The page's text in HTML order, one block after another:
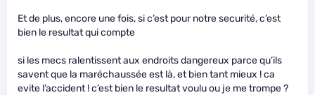
Et de plus, encore une fois, si c’est pour notre securité, c’est
bien le resultat qui compte
si les mecs ralentissent aux endroits dangereux parce qu’ils
savent que la maréchaussée est là, et bien tant mieux ! ca
evite l’accident ! c’est bien le resultat voulu ou je me trompe ?